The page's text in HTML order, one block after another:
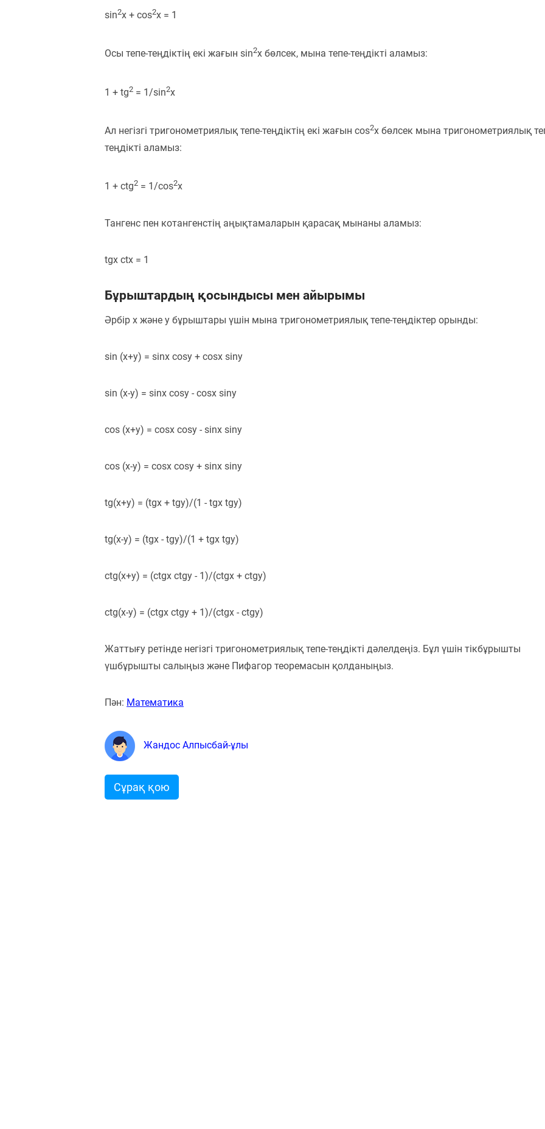
sin2x + cos2x = 1
Осы тепе-теңдіктің екі жағын sin2x бөлсек, мына тепе-теңдікті аламыз:
1 + tg2 = 1/sin2x
Ал негізгі тригонометриялық тепе-теңдіктің екі жағын cos2x бөлсек мына тригонометриялық
теңдікті аламыз:
1 + ctg2 = 1/cos2x
Тангенс пен котангенстің аңықтамаларын қарасақ мынаны аламыз:
tgx ctx = 1
Бұрыштардың қосындысы мен айырымы
Әрбір x және y бұрыштары үшін мына тригонометриялық тепе-теңдіктер орынды:
sin (x+y) = sinx cosy + cosx siny
sin (x-y) = sinx cosy - cosx siny
cos (x+y) = cosx cosy - sinx siny
cos (x-y) = cosx cosy + sinx siny
tg(x+y) = (tgx + tgy)/(1 - tgx tgy)
tg(x-y) = (tgx - tgy)/(1 + tgx tgy)
ctg(x+y) = (ctgx ctgy - 1)/(ctgx + ctgy)
ctg(x-y) = (ctgx ctgy + 1)/(ctgx - ctgy)
Жаттығу ретінде негізгі тригонометриялық тепе-теңдікті дәлелдеңіз. Бұл үшін тікбұрышты
үшбұрышты салыңыз және Пифагор теоремасын қолданыңыз.
Пән: Математика
Жандос Алпысбай-ұлы
Сұрақ қою